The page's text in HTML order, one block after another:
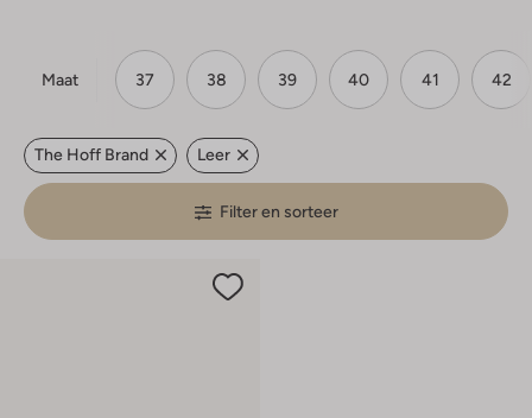
Maat 37 38 39 40 41 42
The Hoff Brand Leer
Filter en sorteer